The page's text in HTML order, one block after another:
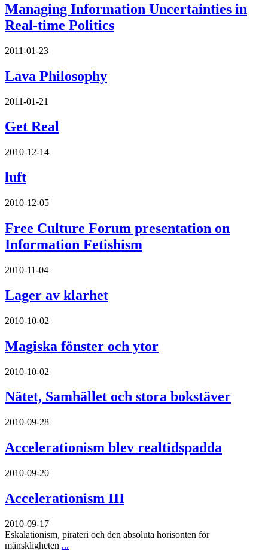
Managing Information Uncertainties in
Real-time Politics
2011-01-23
Lava Philosophy
2011-01-21
Get Real
2010-12-14
luft
2010-12-05
Free Culture Forum presentation on
Information Fetishism
2010-11-04
Lager av klarhet
2010-10-02
Magiska fönster och ytor
2010-10-02
Nätet, Samhället och stora bokstäver
2010-09-28
Accelerationism blev realtidspadda
2010-09-20
Accelerationism III
2010-09-17
Eskalationism, pirateri och den absoluta horisonten för
mänskligheten ...